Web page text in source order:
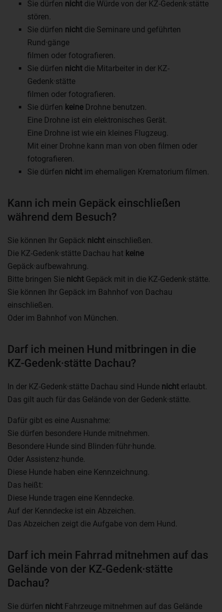
Sie dürfen nicht die Würde von der KZ-Gedenk·stätte
stören.
Sie dürfen nicht die Seminare und geführten
Rund·gänge
filmen oder fotografieren.
Sie dürfen nicht die Mitarbeiter in der KZ-
Gedenk·stätte
filmen oder fotografieren.
Sie dürfen keineDrohne benutzen.
Eine Drohne ist ein elektronisches Gerät.
Eine Drohne ist wie ein kleines Flugzeug.
Mit einer Drohne kann man von oben filmen oder
fotografieren.
Sie dürfen nicht im ehemaligen Krematorium filmen.
Kann ich mein Gepäck einschließen
während dem Besuch?
Sie können Ihr Gepäck nicht einschließen.
Die KZ-Gedenk·stätte Dachau hat keine
Gepäck·aufbewahrung.
Bitte bringen Sie nicht Gepäck mit in die KZ-Gedenk·stätte.
Sie können Ihr Gepäck im Bahnhof von Dachau
einschließen.
Oder im Bahnhof von München.
Darf ich meinen Hund mitbringen in die
KZ-Gedenk·stätte Dachau?
In der KZ-Gedenk·stätte Dachau sind Hunde nicht erlaubt.
Das gilt auch für das Gelände von der Gedenk·stätte.
Dafür gibt es eine Ausnahme:
Sie dürfen besondere Hunde mitnehmen.
Besondere Hunde sind Blinden·führ·hunde.
Oder Assistenz·hunde.
Diese Hunde haben eine Kennzeichnung.
Das heißt:
Diese Hunde tragen eine Kenndecke.
Auf der Kenndecke ist ein Abzeichen.
Das Abzeichen zeigt die Aufgabe von dem Hund.
Darf ich mein Fahrrad mitnehmen auf das
Gelände von der KZ-Gedenk·stätte
Dachau?
Sie dürfen nicht Fahrzeuge mitnehmen auf das Gelände